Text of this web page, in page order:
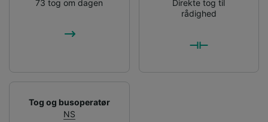
73 tog om dagen
Direkte tog til
rådighed
Tog og busoperatør
NS